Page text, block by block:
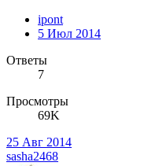
ipont
5 Июл 2014
Ответы
7
Просмотры
69K
25 Авг 2014
sasha2468